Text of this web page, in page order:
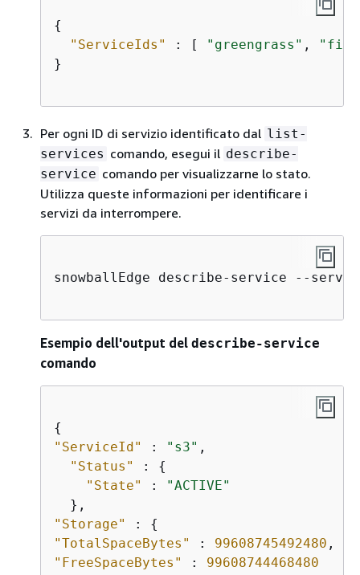
{
"ServiceIds"
: [ "greengrass" ,
}
Per ogni ID di servizio identificato dal list-
services comando, esegui il describe-
service comando per visualizzarne lo stato.
Utilizza queste informazioni per identificare i
servizi da interrompere.
snowballEdge describe-service --
Esempio dell'output del describe-service
comando
{
"ServiceId"
: "s3" ,
"Status"
: {
"State"
:
"ACTIVE"
"Storage"
: {
"TotalSpaceBytes"
: 99608745492480
"FreeSpaceBytes"
: 99608744468480